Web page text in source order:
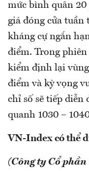
mức bình quân 20
giá đóng cửa tuần
kháng cự ngắn
điểm. Trong
kiểm định lại
điểm và kỳ vọng
chỉ số sẽ tiếp diễn
quanh 1030 –
VN-Index có thể
(Công ty Cổ